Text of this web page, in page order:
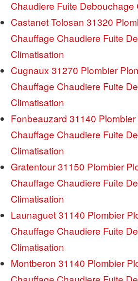
Chaudiere Fuite Debouchage
Castanet Tolosan 31320
Chauffage Chaudiere Fuite
Climatisation
Cugnaux 31270 Plombier
Chauffage Chaudiere Fuite
Climatisation
Fonbeauzard 31140
Chauffage Chaudiere Fuite
Climatisation
Gratentour 31150 Plombier
Chauffage Chaudiere Fuite
Climatisation
Launaguet 31140 Plombier
Chauffage Chaudiere Fuite
Climatisation
Montberon 31140 Plombier